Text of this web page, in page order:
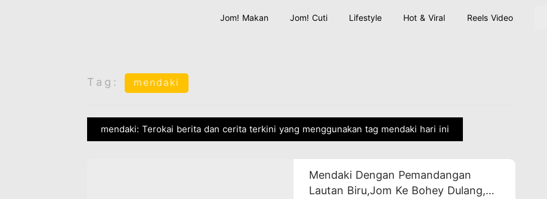
Jom! Makan Jom! Cuti Lifestyle Hot & Viral Reels Video
Tag: mendaki
mendaki: Terokai berita dan cerita terkini yang menggunakan tag mendaki hari ini
Mendaki Dengan Pemandangan
Lautan Biru,Jom Ke Bohey Dulang,